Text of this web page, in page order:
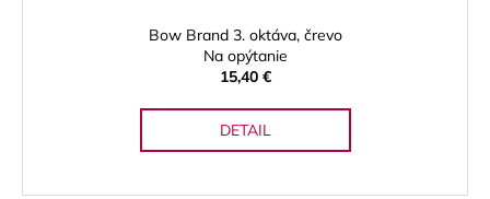
Bow Brand 3. oktáva, črevo
Na opýtanie
15,40 €
DETAIL